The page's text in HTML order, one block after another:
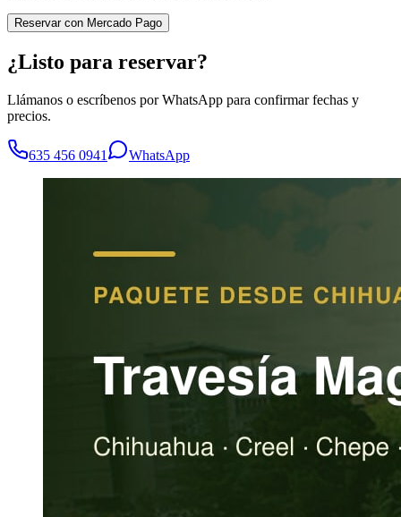
Reservar con Mercado Pago
¿Listo para reservar?
Llámanos o escríbenos por WhatsApp para confirmar fechas y
precios.
635 456 0941 WhatsApp